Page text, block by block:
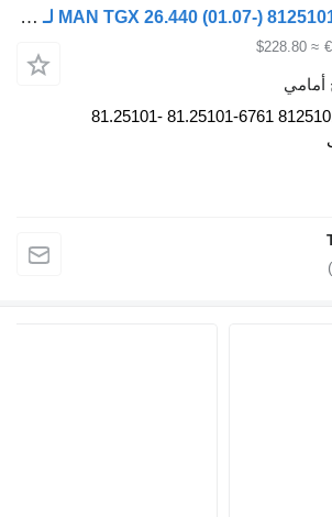
مصباح أمامي MAN TGX 26.440 (01.07-) 81251016761 لـ السيارات القاطرة MAN TGL, TGM, TGS, TGX (2005-2021)
81251016761 81251016773 81.25101-6761 81.25101-